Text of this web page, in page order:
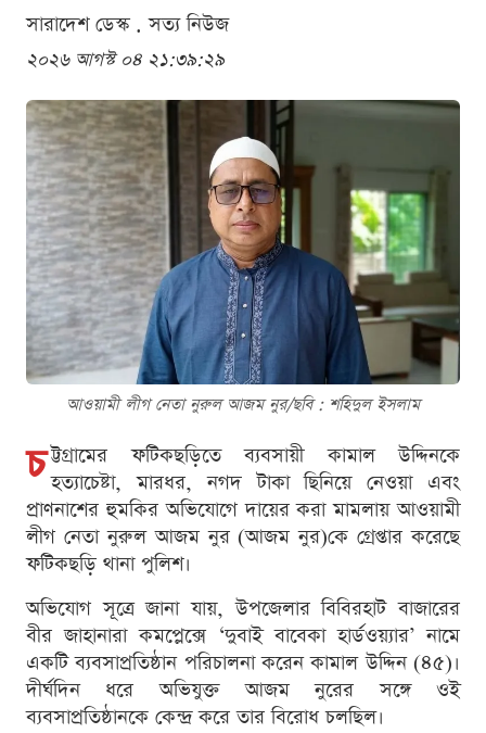
সারাদেশ ডেস্ক . সত্য নিউজ
২০২৬ আগস্ট ০৪ ২১:৩৯:২৯
আওয়ামী লীগ নেতা নুরুল আজম নুর/ছবি : শ‌হিদুল ইসলাম
চ ট্টগ্রামের ফটিকছড়িতে ব্যবসায়ী কামাল উদ্দিনকে
হত্যাচেষ্টা, মারধর, নগদ টাকা ছিনিয়ে নেওয়া এবং
প্রাণনাশের হুমকির অভিযোগে দায়ের করা মামলায় আওয়ামী
লীগ নেতা নুরুল আজম নুর (আজম নুর)কে গ্রেপ্তার করেছে
ফটিকছড়ি থানা পুলিশ।
অভিযোগ সূত্রে জানা যায়, উপজেলার বিবিরহাট বাজারের
বীর জাহানারা কমপ্লেক্সে ‘দুবাই বাবেকা হার্ডওয়্যার’ নামে
একটি ব্যবসাপ্রতিষ্ঠান পরিচালনা করেন কামাল উদ্দিন (৪৫)।
দীর্ঘদিন ধরে অভিযুক্ত আজম নুরের সঙ্গে ওই
ব্যবসাপ্রতিষ্ঠানকে কেন্দ্র করে তার বিরোধ চলছিল।